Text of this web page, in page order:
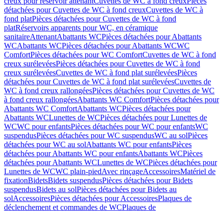
détachées pour Cuvettes de WC à fond creuxCuvettes de WC à
fond platPièces détachées pour Cuvettes de WC à fond
platRéservoirs apparents pour WC, en céramique
sanitaireAttenantAbattants WCPièces détachées pour Abattants
WCAbattants WCPièces détachées pour Abattants WCWC
ComfortPièces détachées pour WC ComfortCuvettes de WC à fond
creux surélevéesPièces détachées pour Cuvettes de WC à fond
creux surélevéesCuvettes de WC à fond plat surélevéesPièces
détachées pour Cuvettes de WC à fond plat surélevéesCuvettes de
WC à fond creux rallongéesPièces détachées pour Cuvettes de WC
à fond creux rallongéesAbattants WC ComfortPièces détachées pour
Abattants WC ComfortAbattants WCPièces détachées pour
Abattants WCLunettes de WCPièces détachées pour Lunettes de
WCWC pour enfantsPièces détachées pour WC pour enfantsWC
suspendusPièces détachées pour WC suspendusWC au solPièces
détachées pour WC au solAbattants WC pour enfantsPièces
détachées pour Abattants WC pour enfantsAbattants WCPièces
détachées pour Abattants WCLunettes de WCPièces détachées pour
Lunettes de WCWC plain-piedAvec rinçageAccessoiresMatériel de
fixationBidetsBidets suspendusPièces détachées pour Bidets
suspendusBidets au solPièces détachées pour Bidets au
solAccessoiresPièces détachées pour AccessoiresPlaques de
déclenchement et commandes de WCPlaques de